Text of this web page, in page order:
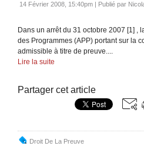
14 Février 2008, 15:40pm | Publié par
Dans un arrêt du 31 octobre 2007 [1] ,
des Programmes (APP) portant sur la
admissible à titre de preuve....
Lire la suite
Partager cet article
Droit De La Preuve